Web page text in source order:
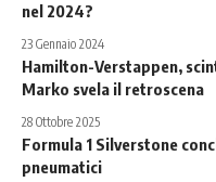
nel 2024?
23 Gennaio 2024
Hamilton-Verstappen,
Marko svela il retroscena
28 Ottobre 2025
Formula 1 Silverstone
pneumatici